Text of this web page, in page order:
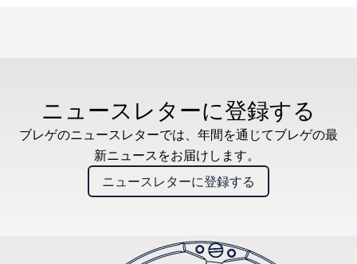
ニュースレターに登録する
ブレゲのニュースレターでは、年間を通じてブレゲの最
新ニュースをお届けします。
ニュースレターに登録する